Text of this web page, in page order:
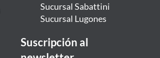
Sucursal Sabattini
Sucursal Lugones
Suscripción al